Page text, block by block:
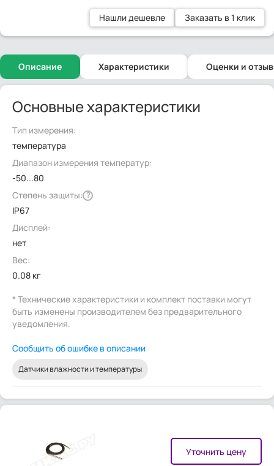
Нашли дешевле Заказать в 1 клик
Описание Характеристики Оценки и
Основные характеристики
Тип измерения:
температура
Диапазон измерения температур:
-50...80
Степень защиты: ?
IP67
Дисплей:
нет
Вес:
0.08 кг
* Технические характеристики и комплект поставки могут
быть изменены производителем без предварительного
уведомления.
Сообщить об ошибке в описании
Датчики влажности и температуры
Уточнить цену